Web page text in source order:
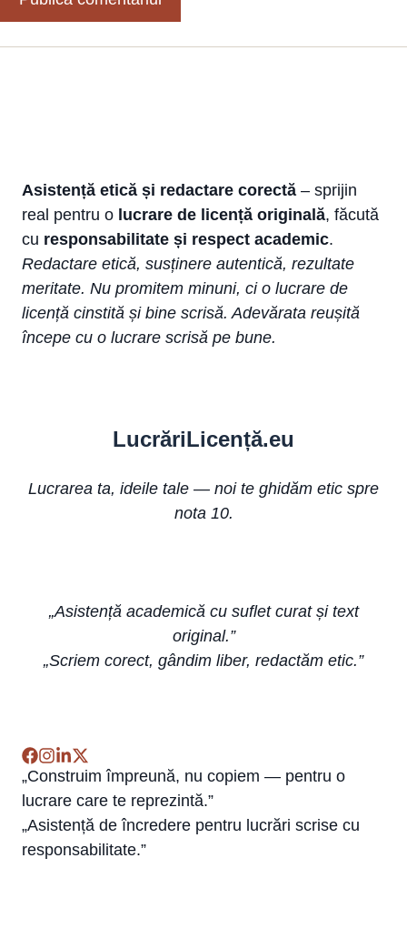
Asistență etică și redactare corectă – sprijin
real pentru o lucrare de licență originală, făcută
cu responsabilitate și respect academic.
Redactare etică, susținere autentică, rezultate
meritate. Nu promitem minuni, ci o lucrare de
licență cinstită și bine scrisă. Adevărata reușită
începe cu o lucrare scrisă pe bune.
LucrăriLicență.eu
Lucrarea ta, ideile tale — noi te ghidăm etic spre
nota 10.
„Asistență academică cu suflet curat și text
original.”
„Scriem corect, gândim liber, redactăm etic.”
„Construim împreună, nu copiem — pentru o
lucrare care te reprezintă.”
„Asistență de încredere pentru lucrări scrise cu
responsabilitate.”